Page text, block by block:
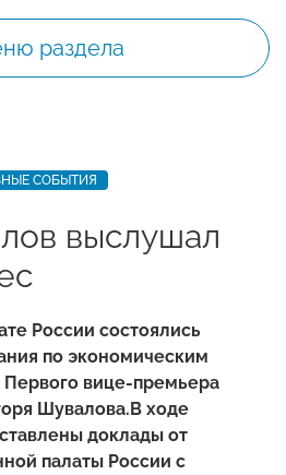
раздела
СОБЫТИЯ
выслушал
России состоялись
по экономическим
Первого вице-премьера
Шувалова.В ходе
доклады от
палаты России с